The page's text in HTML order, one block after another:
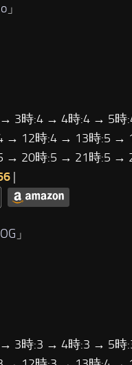
」
3時:4 → 4時:4 → 5
→ 12時:4 → 13時:5 →
→ 20時:5 → 21時:5 →
|
」
3時:3 → 4時:3 → 5